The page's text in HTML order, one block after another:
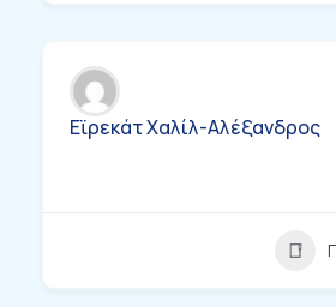
Εϊρεκάτ Χαλίλ-Αλέξανδρος